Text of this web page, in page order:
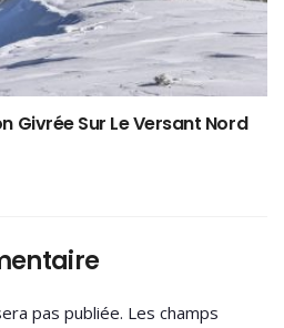
Givrée Sur Le Versant Nord
pas publiée. Les champs